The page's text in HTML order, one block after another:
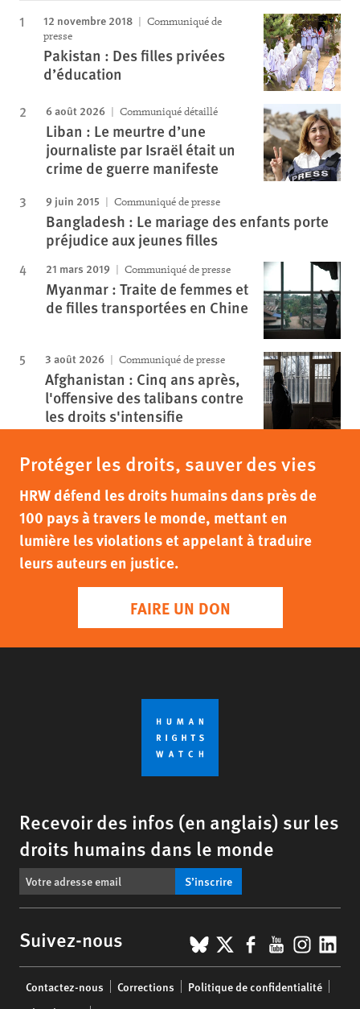
12 novembre 2018
Communiqué de
presse
Pakistan : Des filles privées
d’éducation
6 août 2026 Communiqué détaillé
Liban : Le meurtre d’une
journaliste par Israël était un
crime de guerre manifeste
9 juin 2015 Communiqué de presse
Bangladesh : Le mariage des enfants porte
préjudice aux jeunes filles
21 mars 2019 Communiqué de presse
Myanmar : Traite de femmes et
de filles transportées en Chine
3 août 2026 Communiqué de presse
Afghanistan : Cinq ans après,
l'offensive des talibans contre
les droits s'intensifie
Protéger les droits, sauver des vies
HRW défend les droits humains dans près de
100 pays à travers le monde, mettant en
lumière les violations et appelant à traduire
leurs auteurs en justice.
FAIRE UN DON
Recevoir des infos (en anglais) sur les
droits humains dans le monde
S’inscrire
Suivez-nous BlueSky
X Facebook
YouTube
menu
Contactez-nous Corrections
Politique de confidentialité